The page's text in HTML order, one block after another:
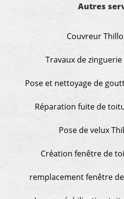
Autres
Couvreur
Travaux de
Pose et nettoyage de
Réparation fuite de
Pose de velux
Création fenêtre de
remplacement fenêtre